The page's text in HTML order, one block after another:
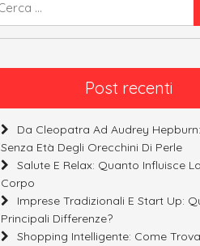
Post recenti
Da Cleopatra Ad Audrey
Senza Età Degli Orecchini Di Perle
Salute E Relax: Quanto Influisce
Corpo
Imprese Tradizionali E Start Up:
Principali Differenze?
Shopping Intelligente: Come